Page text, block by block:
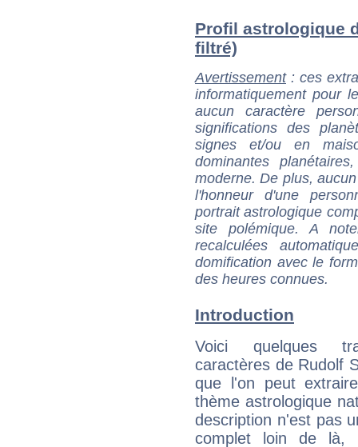
Profil astrologique
filtré)
Avertissement: ces
informatiquement pour
aucun caractère
significations des
signes et/ou en
dominantes
moderne. De plus,
l'honneur d'une
portrait astrologique
site polémique. A
recalculées
domification avec le
des heures connues.
Introduction
Voici quelques
caractères de Rudolf
que l'on peut
thème astrologique
description n'est pas
complet loin de là,